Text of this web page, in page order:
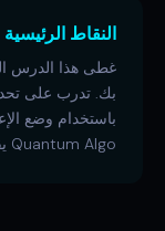
النقاط الرئيسية
غطى هذا الدرس
بك. تدرب على
Quantum Algo يقوم بأتمتة اكتشاف الهياكل التي نوقشت هنا.